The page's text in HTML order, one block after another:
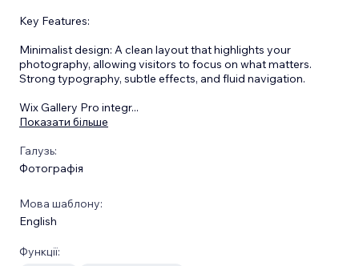
Key Features:
Minimalist design: A clean layout that highlights your
photography, allowing visitors to focus on what matters.
Strong typography, subtle effects, and fluid navigation.
Wix Gallery Pro integr...
Показати більше
Галузь:
Фотографія
Мова шаблону:
English
Функції: